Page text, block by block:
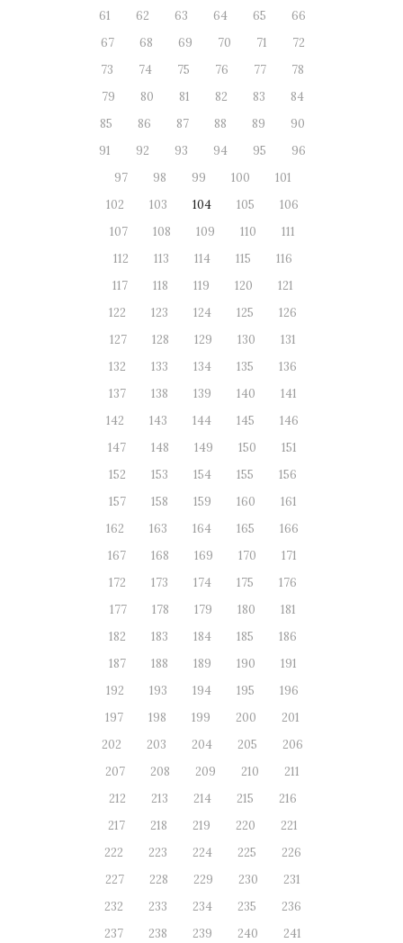
61
62 63 64 65
66
67
68 69 70 71
72
73
74 75 76 77
78
79
80 81 82 83
84
85
86 87 88 89
90
91
92 93 94 95
96
97
98 99 100
101
102
103 104 105
106
107
108 109 110
111
112
113 114 115
116
117
118 119 120
121
122
123 124 125
126
127
128 129 130
131
132
133 134 135
136
137
138 139 140
141
142
143 144 145
146
147
148 149 150
151
152
153 154 155
156
157
158 159 160
161
162
163 164 165
166
167
168 169 170
171
172
173 174 175
176
177
178 179 180
181
182
183 184 185
186
187
188 189 190
191
192
193 194 195
196
197
198 199 200
201
202
203 204 205
206
207
208 209 210
211
212
213 214 215
216
217
218 219 220
221
222
223 224 225
226
227
228 229 230
231
232
233 234 235
236
237
238 239 240
241